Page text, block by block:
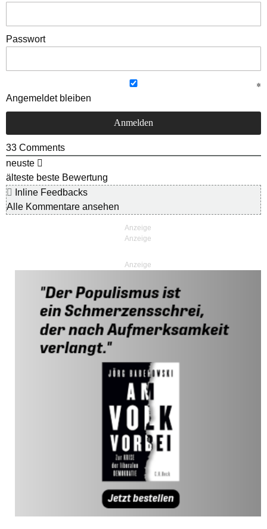
Passwort
Angemeldet bleiben
33 Comments
neuste
älteste beste Bewertung
Inline Feedbacks
Alle Kommentare ansehen
Anzeige